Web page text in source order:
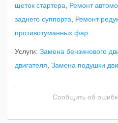
щеток стартера
Ремонт
заднего суппорта
Ремонт
противотуманных фар
Услуги: Замена бензинового
двигателя Замена подушки
Сообщить об